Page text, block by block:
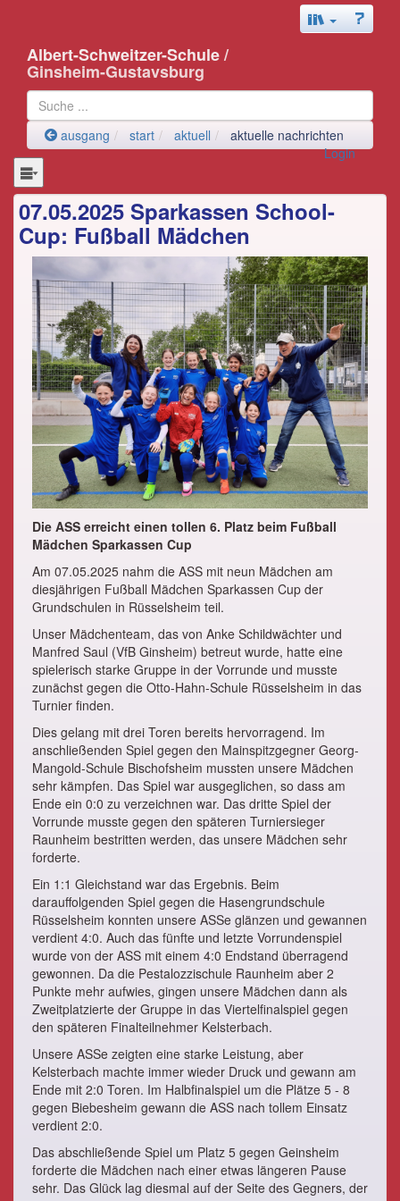
Albert-Schweitzer-Schule/
Ginsheim-Gustavsburg
ausgang start aktuell
aktuelle nachrichten
Login
07.05.2025 Sparkassen School-
Cup: Fußball Mädchen
Die ASS erreicht einen tollen 6. Platz beim Fußball
Mädchen Sparkassen Cup
Am 07.05.2025 nahm die ASS mit neun Mädchen am
diesjährigen Fußball Mädchen Sparkassen Cup der
Grundschulen in Rüsselsheim teil.
Unser Mädchenteam, das von Anke Schildwächter und
Manfred Saul (VfB Ginsheim) betreut wurde, hatte eine
spielerisch starke Gruppe in der Vorrunde und musste
zunächst gegen die Otto-Hahn-Schule Rüsselsheim in das
Turnier finden.
Dies gelang mit drei Toren bereits hervorragend. Im
anschließenden Spiel gegen den Mainspitzgegner Georg-
Mangold-Schule Bischofsheim mussten unsere Mädchen
sehr kämpfen. Das Spiel war ausgeglichen, so dass am
Ende ein 0:0 zu verzeichnen war. Das dritte Spiel der
Vorrunde musste gegen den späteren Turniersieger
Raunheim bestritten werden, das unsere Mädchen sehr
forderte.
Ein 1:1 Gleichstand war das Ergebnis. Beim
darauffolgenden Spiel gegen die Hasengrundschule
Rüsselsheim konnten unsere ASSe glänzen und gewannen
verdient 4:0. Auch das fünfte und letzte Vorrundenspiel
wurde von der ASS mit einem 4:0 Endstand überragend
gewonnen. Da die Pestalozzischule Raunheim aber 2
Punkte mehr aufwies, gingen unsere Mädchen dann als
Zweitplatzierte der Gruppe in das Viertelfinalspiel gegen
den späteren Finalteilnehmer Kelsterbach.
Unsere ASSe zeigten eine starke Leistung, aber
Kelsterbach machte immer wieder Druck und gewann am
Ende mit 2:0 Toren. Im Halbfinalspiel um die Plätze 5 - 8
gegen Biebesheim gewann die ASS nach tollem Einsatz
verdient 2:0.
Das abschließende Spiel um Platz 5 gegen Geinsheim
forderte die Mädchen nach einer etwas längeren Pause
sehr. Das Glück lag diesmal auf der Seite des Gegners, der